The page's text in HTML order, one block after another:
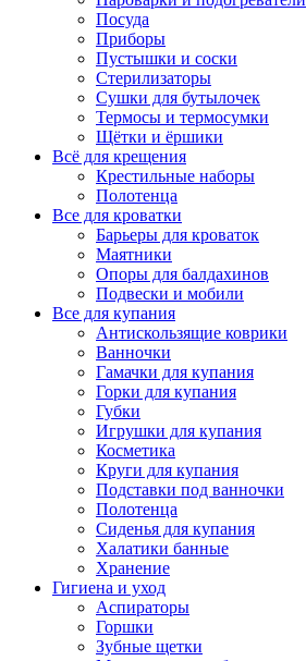
Посуда
Приборы
Пустышки и соски
Стерилизаторы
Сушки для бутылочек
Термосы и термосумки
Щётки и ёршики
Всё для крещения
Крестильные наборы
Полотенца
Все для кроватки
Барьеры для кроваток
Маятники
Опоры для балдахинов
Подвески и мобили
Все для купания
Антискользящие коврики
Ванночки
Гамачки для купания
Горки для купания
Губки
Игрушки для купания
Косметика
Круги для купания
Подставки под ванночки
Полотенца
Сиденья для купания
Халатики банные
Хранение
Гигиена и уход
Аспираторы
Горшки
Зубные щетки